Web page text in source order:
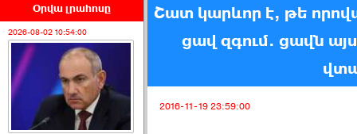
Օրվա լրահոսը
2026-08-02 10:54:00
Շատ կարևոր է, թե
ցավ զգում. ցավն
2016-11-19 23:59:00